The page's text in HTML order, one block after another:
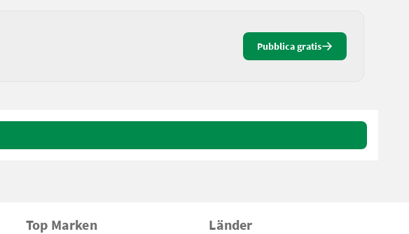
Pubblica gratis
Top Marken Länder